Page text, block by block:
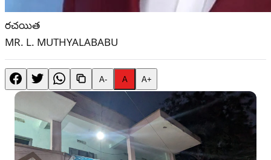
రచయిత
MR. L. MUTHYALABABU
A- A A+